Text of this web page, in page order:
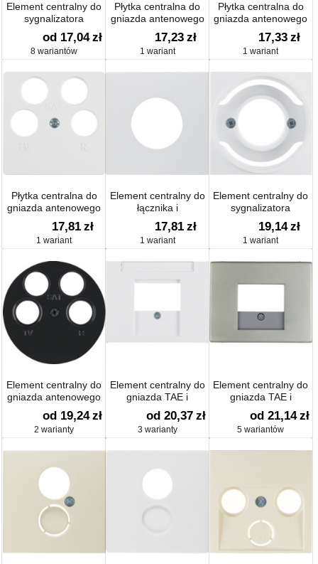
Element centralny do
sygnalizatora
świetlnego E14
od 17,04 zł
8 wariantów
Płytka centralna do
gniazda antenowego
2-wyjściowego; system
płytek centralnych
17,23 zł
1 wariant
Płytka centralna do
gniazda antenowego
4-wyjściowego;
śnieżnobiały;
S.1/B.1/B.3/B.7 Glas
17,33 zł
1 wariant
Płytka centralna do
gniazda antenowego
4-wyjściowego;
śnieżnobiały;
S.1/B.1/B.3/B.7 Glas
17,81 zł
1 wariant
Element centralny do
łącznika i
sygnalizatora
świetlnego E10
S.1/B.1/B.3/B.7 Glas
17,81 zł
1 wariant
Element centralny do
sygnalizatora
świetlnego E14
S.1/B.1/B.3/B.7 Glas
19,14 zł
1 wariant
Element centralny do
gniazda antenowego
4-wyjściowego R.1/R.3
połysk
od 19,24 zł
2 warianty
Element centralny do
gniazda TAE i
głośnikowego połysk
od 20,37 zł
3 warianty
Element centralny do
gniazda TAE i
głośnikowego
od 21,14 zł
5 wariantów